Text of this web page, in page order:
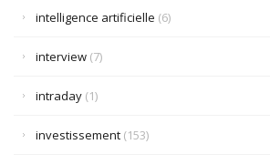
intelligence artificielle (6)
interview (7)
intraday (1)
investissement (153)